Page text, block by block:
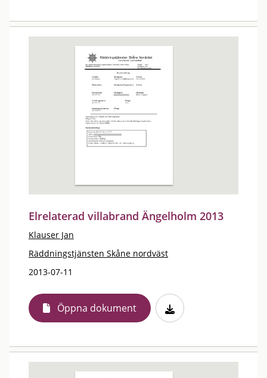
Elrelaterad villabrand Ängelholm 2013
Klauser Jan
Räddningstjänsten Skåne nordväst
2013-07-11
Öppna dokument